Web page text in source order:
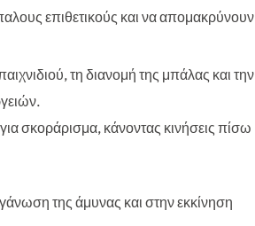
επιθετικούς και να απομακρύνουν
τη διανομή της μπάλας και την
σκοράρισμα, κάνοντας κινήσεις πίσω
της άμυνας και στην εκκίνηση